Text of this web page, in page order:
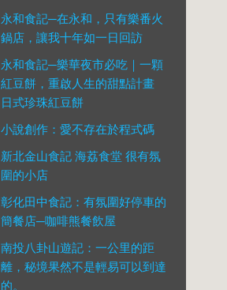
永和食記─在永和，只有樂番火
鍋店，讓我十年如一日回訪
永和食記─樂華夜市必吃｜一顆
紅豆餅，重啟人生的甜點計畫
日式珍珠紅豆餅
小說創作：愛不存在於程式碼
新北金山食記 海荔食堂 很有氛
圍的小店
彰化田中食記：有氛圍好停車的
簡餐店─咖啡熊餐飲屋
南投八卦山遊記：一公里的距
離，秘境果然不是輕易可以到達
的。